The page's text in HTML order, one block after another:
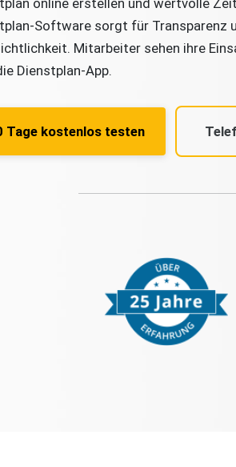
online erstellen und wertvolle
Software sorgt für Transparenz
Mitarbeiter sehen ihre
Dienstplan-App.
Tage kostenlos testen